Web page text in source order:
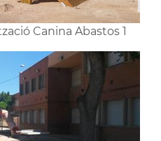
Canina Abastos 1